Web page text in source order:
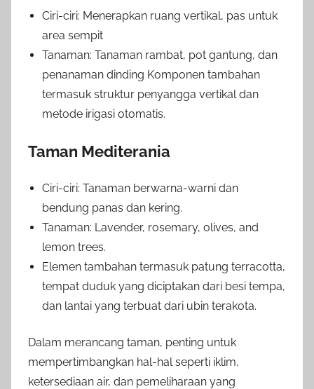
Ciri-ciri: Menerapkan ruang vertikal, pas untuk
area sempit
Tanaman: Tanaman rambat, pot gantung, dan
penanaman dinding Komponen tambahan
termasuk struktur penyangga vertikal dan
metode irigasi otomatis.
Taman Mediterania
Ciri-ciri: Tanaman berwarna-warni dan
bendung panas dan kering.
Tanaman: Lavender, rosemary, olives, and
lemon trees.
Elemen tambahan termasuk patung terracotta,
tempat duduk yang diciptakan dari besi tempa,
dan lantai yang terbuat dari ubin terakota.
Dalam merancang taman, penting untuk
mempertimbangkan hal-hal seperti iklim,
ketersediaan air, dan pemeliharaan yang